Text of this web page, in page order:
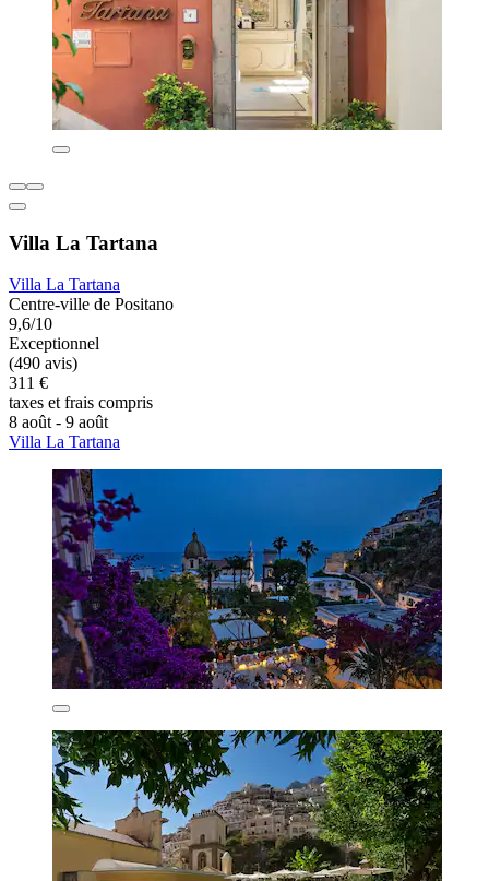
Villa La Tartana
Villa La Tartana
Centre-ville de Positano
9,6/10
Exceptionnel
(490 avis)
311 €
taxes et frais compris
8 août - 9 août
Villa La Tartana